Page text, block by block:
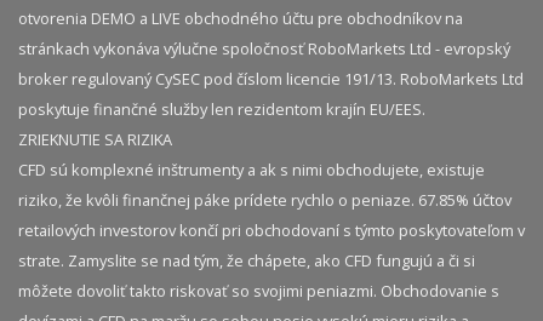
otvorenia DEMO a LIVE obchodného účtu pre obchodníkov na
stránkach vykonáva výlučne spoločnosť RoboMarkets Ltd - evropský
broker regulovaný CySEC pod číslom licencie 191/13. RoboMarkets Ltd
poskytuje finančné služby len rezidentom krajín EU/EES.
ZRIEKNUTIE SA RIZIKA
CFD sú komplexné inštrumenty a ak s nimi obchodujete, existuje
riziko, že kvôli finančnej páke prídete rychlo o peniaze. 67.85% účtov
retailových investorov končí pri obchodovaní s týmto poskytovateľom v
strate. Zamyslite se nad tým, že chápete, ako CFD fungujú a či si
môžete dovoliť takto riskovať so svojimi peniazmi. Obchodovanie s